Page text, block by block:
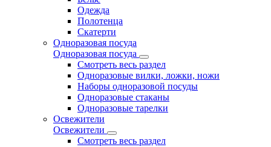
Одежда
Полотенца
Скатерти
Одноразовая посуда
Одноразовая посуда
Смотреть весь раздел
Одноразовые вилки, ложки, ножи
Наборы одноразовой посуды
Одноразовые стаканы
Одноразовые тарелки
Освежители
Освежители
Смотреть весь раздел